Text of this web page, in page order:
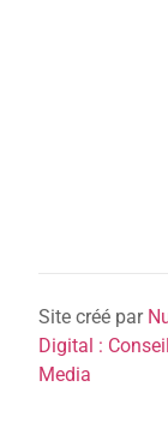
Site créé par
Digital :
Media